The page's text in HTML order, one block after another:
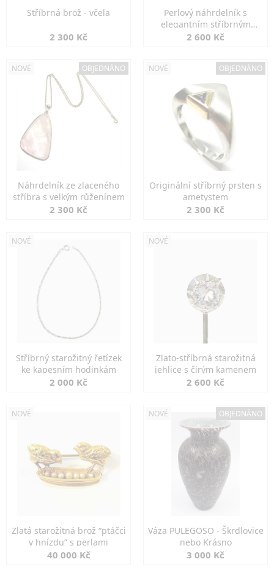
Stříbrná brož - včela
2 300 Kč
Perlový náhrdelník s
elegantním stříbrným
zapínáním
2 600 Kč
NOVÉ OBJEDNÁNO
Náhrdelník ze zlaceného
stříbra s velkým růženínem
2 300 Kč
NOVÉ OBJEDNÁNO
Originální stříbrný prsten s
ametystem
2 300 Kč
NOVÉ
Stříbrný starožitný řetízek
ke kapesním hodinkám
2 000 Kč
NOVÉ
Zlato-stříbrná starožitná
jehlice s čirým kamenem
2 600 Kč
NOVÉ
Zlatá starožitná brož “ptáčci
v hnízdu” s perlami
40 000 Kč
NOVÉ OBJEDNÁNO
Váza PULEGOSO - Škrdlovice
nebo Krásno
3 000 Kč